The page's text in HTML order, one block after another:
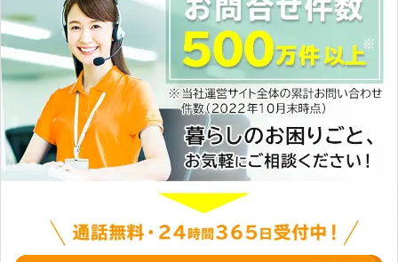
ときはレッカー対応> バッテリーが原
因ではなく、故障など別の原因があっ
た場合にはレッカー車での移動も承り
ます。不動車・事故車・落車など、動
かせない車があった場合には、24時
間レッカー対応をおこないますので、
ご連絡ください。 車のバッテリーが
上がったら、エンジンがかからず焦っ
てしまいますよね。そんなときでも、
24時間365日営業の株式会社ダブル
なら、いつでもお客様のもとに駆けつ
けます。お困りのときは、ご連絡くだ
さい。 <実際の施工実績> ●島根県出
雲市 依頼内容：エンジンかけたまま